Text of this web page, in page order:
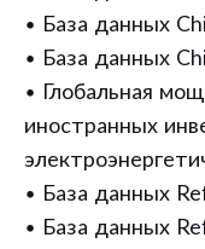
• База данных
• База данных
• Глобальная
иностранных
• База данных
• База данных